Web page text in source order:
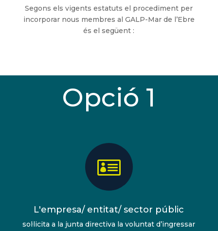
Segons els vigents estatuts el procediment per
incorporar nous membres al GALP-Mar de l’Ebre
és el següent :
Opció 1

L'empresa/ entitat/ sector públic
sol·licita a la junta directiva la voluntat d’ingressar